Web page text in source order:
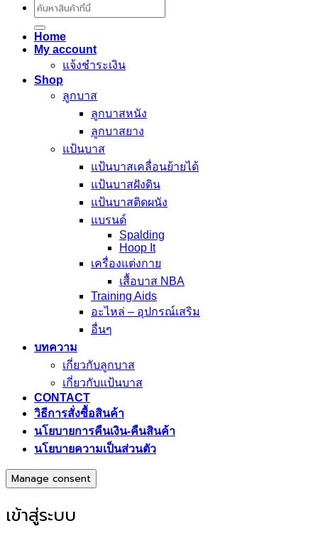
ค้นหา:
Home
My account
แจ้งชำระเงิน
Shop
ลูกบาส
ลูกบาสหนัง
ลูกบาสยาง
แป้นบาส
แป้นบาสเคลื่อนย้ายได้
แป้นบาสฝังดิน
แป้นบาสติดผนัง
แบรนด์
Spalding
Hoop It
เครื่องแต่งกาย
เสื้อบาส NBA
Training Aids
อะไหล่ – อุปกรณ์เสริม
อื่นๆ
บทความ
เกี่ยวกับลูกบาส
เกี่ยวกับแป้นบาส
CONTACT
วิธีการสั่งซื้อสินค้า
นโยบายการคืนเงิน-คืนสินค้า
นโยบายความเป็นส่วนตัว
Manage consent
เข้าสู่ระบบ